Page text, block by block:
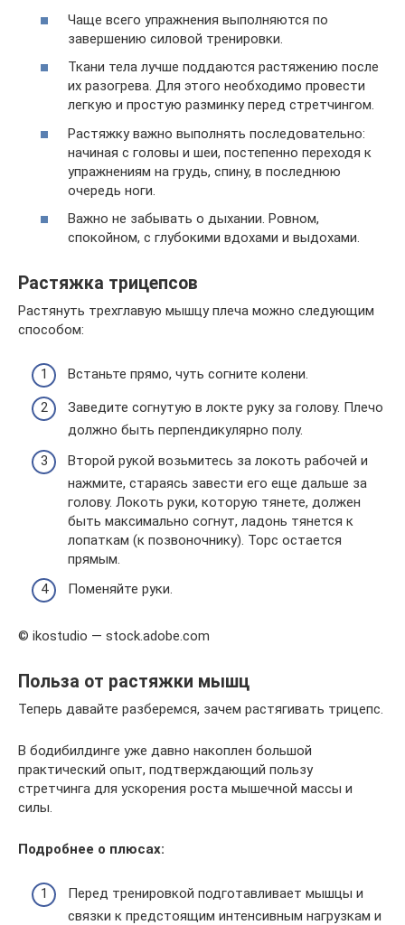
Чаще всего упражнения выполняются по
завершению силовой тренировки.
Ткани тела лучше поддаются растяжению после
их разогрева. Для этого необходимо провести
легкую и простую разминку перед стретчингом.
Растяжку важно выполнять последовательно:
начиная с головы и шеи, постепенно переходя к
упражнениям на грудь, спину, в последнюю
очередь ноги.
Важно не забывать о дыхании. Ровном,
спокойном, с глубокими вдохами и выдохами.
Растяжка трицепсов
Растянуть трехглавую мышцу плеча можно следующим
способом:
Встаньте прямо, чуть согните колени.
Заведите согнутую в локте руку за голову. Плечо
должно быть перпендикулярно полу.
Второй рукой возьмитесь за локоть рабочей и
нажмите, стараясь завести его еще дальше за
голову. Локоть руки, которую тянете, должен
быть максимально согнут, ладонь тянется к
лопаткам (к позвоночнику). Торс остается
прямым.
Поменяйте руки.
© ikostudio — stock.adobe.com
Польза от растяжки мышц
Теперь давайте разберемся, зачем растягивать трицепс.
В бодибилдинге уже давно накоплен большой
практический опыт, подтверждающий пользу
стретчинга для ускорения роста мышечной массы и
силы.
Подробнее о плюсах:
Перед тренировкой подготавливает мышцы и
связки к предстоящим интенсивным нагрузкам и